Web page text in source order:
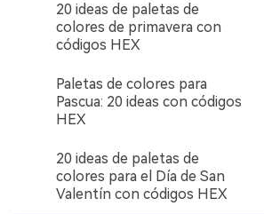
20 ideas de paletas de
colores de primavera con
códigos HEX
Paletas de colores para
Pascua: 20 ideas con códigos
HEX
20 ideas de paletas de
colores para el Día de San
Valentín con códigos HEX